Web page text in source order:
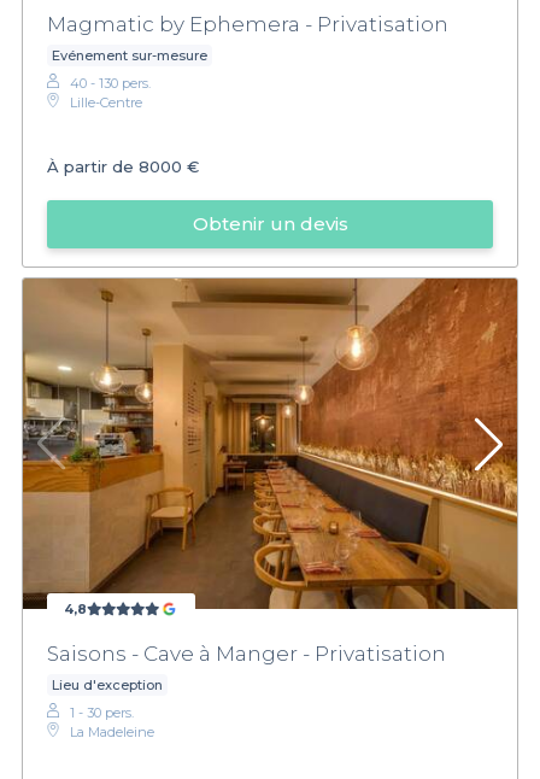
Magmatic by Ephemera - Privatisation
Evénement sur-mesure
40 - 130 pers.
Lille-Centre
À partir de 8000 €
Obtenir un devis
4,8
Saisons - Cave à Manger - Privatisation
Lieu d'exception
1 - 30 pers.
La Madeleine